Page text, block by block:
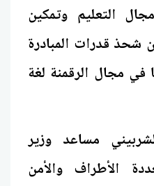
التعليم وتمكين
شحذ قدرات المبادرة
في مجال الرقمنة لغة
مساعد وزير
الأطراف والأمن